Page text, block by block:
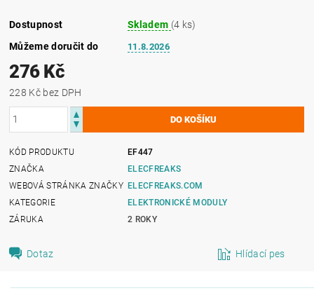
Dostupnost Skladem (4 ks)
Můžeme doručit do
11.8.2026
276 Kč
228 Kč bez DPH
KÓD PRODUKTU
EF447
ZNAČKA
ELECFREAKS
WEBOVÁ STRÁNKA ZNAČKY ELECFREAKS.COM
KATEGORIE
ELEKTRONICKÉ MODULY
ZÁRUKA
2 ROKY
Dotaz Hlídací pes